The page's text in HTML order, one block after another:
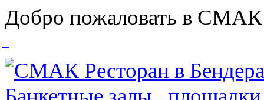
Добро пожаловать в